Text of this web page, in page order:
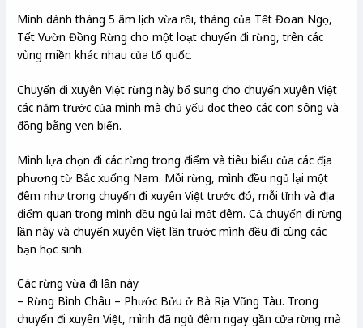
Mình dành tháng 5 âm lịch vừa rồi, tháng của Tết Đoan Ngọ,
Tết Vườn Đồng Rừng cho một loạt chuyến đi rừng, trên các
vùng miền khác nhau của tổ quốc.
Chuyến đi xuyên Việt rừng này bổ sung cho chuyến xuyên Việt
các năm trước của mình mà chủ yếu dọc theo các con sông và
đồng bằng ven biển.
Mình lựa chọn đi các rừng trong điểm và tiêu biểu của các địa
phương từ Bắc xuống Nam. Mỗi rừng, mình đều ngủ lại một
đêm như trong chuyến đi xuyên Việt trước đó, mỗi tỉnh và địa
điểm quan trọng mình đều ngủ lại một đêm. Cả chuyến đi rừng
lần này và chuyến xuyên Việt lần trước mình đều đi cùng các
bạn học sinh.
Các rừng vừa đi lần này
– Rừng Bình Châu – Phước Bửu ở Bà Rịa Vũng Tàu. Trong
chuyến đi xuyên Việt, mình đã ngủ đêm ngay gần cửa rừng mà